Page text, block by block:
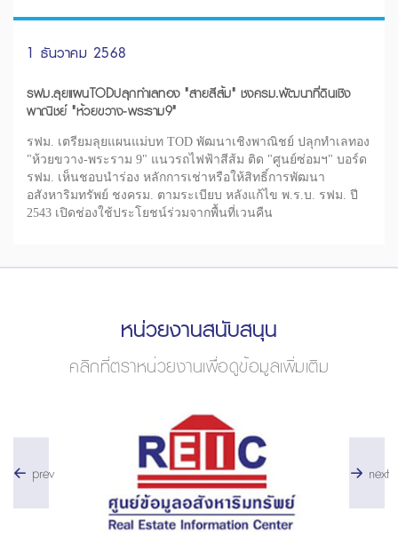
1 ธันวาคม 2568
รฟม.ลุยแผนTODปลุกทำเลทอง "สายสีส้ม" ชงครม.พัฒนาที่ดินเชิง
พาณิชย์ "ห้วยขวาง-พระราม9"
รฟม. เตรียมลุยแผนแม่บท TOD พัฒนาเชิงพาณิชย์ ปลุกทำเลทอง
"ห้วยขวาง-พระราม 9" แนวรถไฟฟ้าสีส้ม ติด "ศูนย์ซ่อมฯ" บอร์ด
รฟม. เห็นชอบนำร่อง หลักการเช่าหรือให้สิทธิ์การพัฒนา
อสังหาริมทรัพย์ ชงครม. ตามระเบียบ หลังแก้ไข พ.ร.บ. รฟม. ปี
2543 เปิดช่องใช้ประโยชน์ร่วมจากพื้นที่เวนคืน
หน่วยงานสนับสนุน
คลิกที่ตราหน่วยงานเพื่อดูข้อมูลเพิ่มเติม
prev next